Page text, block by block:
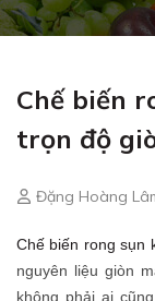
Chế biến
trọn độ
Đặng Hoàng
Chế biến rong sụn
nguyên liệu giòn
không phải ai